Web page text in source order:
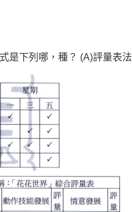
是下列哪，種？ (A)評量表法